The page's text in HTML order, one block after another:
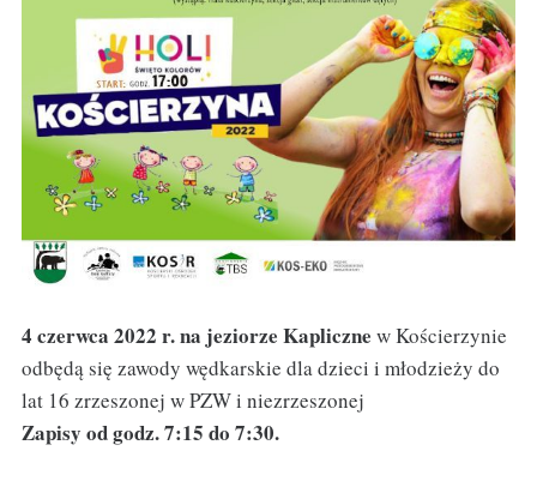
4 czerwca 2022 r. na jeziorze Kapliczne w Kościerzynie
odbędą się zawody wędkarskie dla dzieci i młodzieży do
lat 16 zrzeszonej w PZW i niezrzeszonej
Zapisy od godz. 7:15 do 7:30.